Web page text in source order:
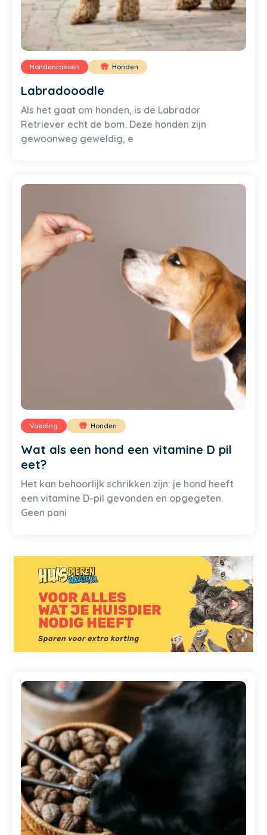
Hondenrassen Honden
Labradooodle
Als het gaat om honden, is de Labrador
Retriever echt de bom. Deze honden zijn
gewoonweg geweldig, e
Voeding Honden
Wat als een hond een vitamine D pil
eet?
Het kan behoorlijk schrikken zijn: je hond heeft
een vitamine D-pil gevonden en opgegeten.
Geen pani